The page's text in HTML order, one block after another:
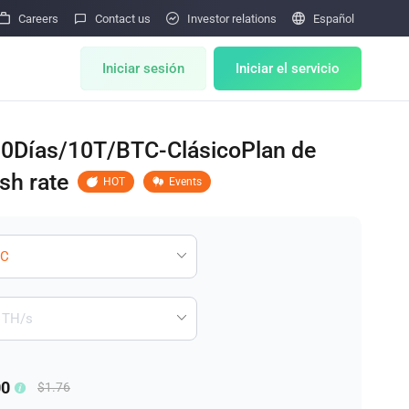
Careers  Contact us  Investor relations  Español
Miner Store
Subasta de Mineros
Miner After-Sales
Cloud Mining
Program
Iniciar sesión Iniciar el servicio
10T/BTC-ClásicoPlan de
rate
HOT Events
$1.76